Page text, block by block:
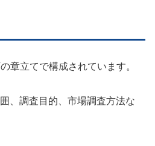
章立てで構成されています。
、調査目的、市場調査方法な